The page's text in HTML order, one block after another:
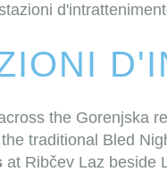
the Gorenjska
traditional Bled
at Ribčev Laz beside